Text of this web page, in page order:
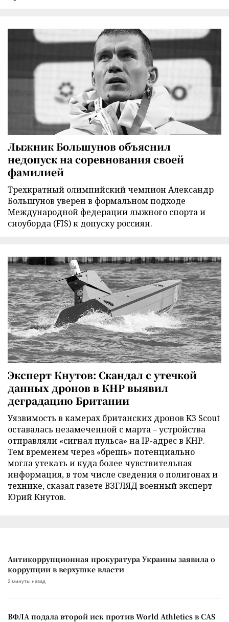
Лыжник Большунов объяснил
недопуск на соревнования своей
фамилией
Трехкратный олимпийский чемпион Александр
Большунов уверен в формальном подходе
Международной федерации лыжного спорта и
сноуборда (FIS) к допуску россиян.
Эксперт Кнутов: Скандал с утечкой
данных дронов в КНР выявил
деградацию Британии
Уязвимость в камерах британских дронов K3 Scout
оставалась незамеченной с марта – устройства
отправляли «сигнал пульса» на IP-адрес в КНР.
Тем временем через «брешь» потенциально
могла утекать и куда более чувствительная
информация, в том числе сведения о полигонах и
технике, сказал газете ВЗГЛЯД военный эксперт
Юрий Кнутов.
Антикоррупционная прокуратура Украины заявила о
коррупции в верхушке власти
2 минуты назад
ВФЛА подала второй иск против World Athletics в CAS